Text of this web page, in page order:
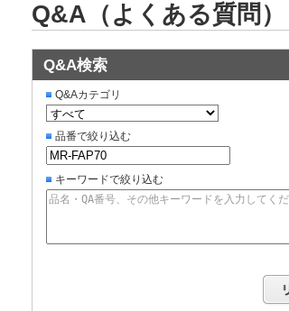
Q&A（よくある質問）
Q&A検索
Q&Aカテゴリ
品番で絞り込む
キーワードで絞り込む